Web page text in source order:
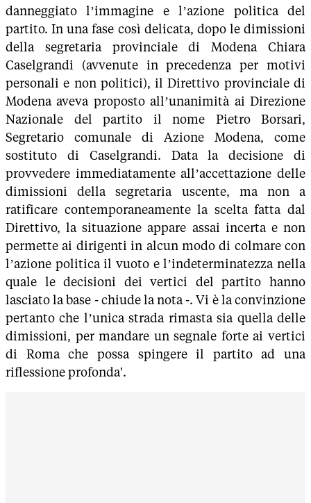
danneggiato l’immagine e l’azione politica del
partito. In una fase così delicata, dopo le dimissioni
della segretaria provinciale di Modena Chiara
Caselgrandi (avvenute in precedenza per motivi
personali e non politici), il Direttivo provinciale di
Modena aveva proposto all’unanimità ai Direzione
Nazionale del partito il nome Pietro Borsari,
Segretario comunale di Azione Modena, come
sostituto di Caselgrandi. Data la decisione di
provvedere immediatamente all’accettazione delle
dimissioni della segretaria uscente, ma non a
ratificare contemporaneamente la scelta fatta dal
Direttivo, la situazione appare assai incerta e non
permette ai dirigenti in alcun modo di colmare con
l’azione politica il vuoto e l’indeterminatezza nella
quale le decisioni dei vertici del partito hanno
lasciato la base - chiude la nota -. Vi è la convinzione
pertanto che l’unica strada rimasta sia quella delle
dimissioni, per mandare un segnale forte ai vertici
di Roma che possa spingere il partito ad una
riflessione profonda'.